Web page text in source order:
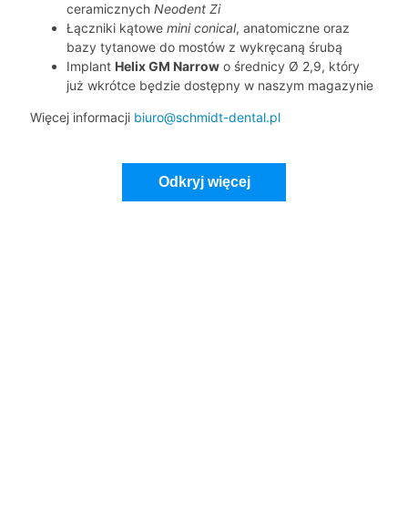
ceramicznych Neodent Zi
Łączniki kątowe mini conical, anatomiczne oraz
bazy tytanowe do mostów z wykręcaną śrubą
Implant Helix GM Narrow o średnicy Ø 2,9, który
już wkrótce będzie dostępny w naszym magazynie
Więcej informacji biuro@schmidt-dental.pl
Odkryj więcej